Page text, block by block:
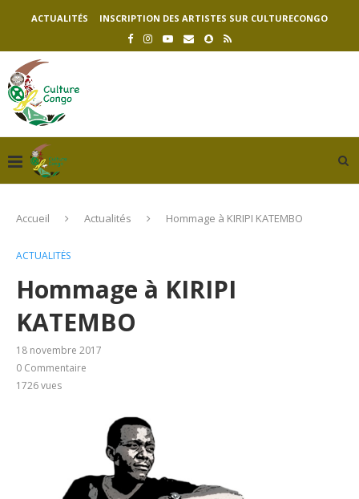
ACTUALITÉS INSCRIPTION DES ARTISTES SUR CULTURECONGO
Accueil Actualités Hommage à KIRIPI KATEMBO
ACTUALITÉS
Hommage à KIRIPI
KATEMBO
18 novembre 2017
0 Commentaire
1726vues